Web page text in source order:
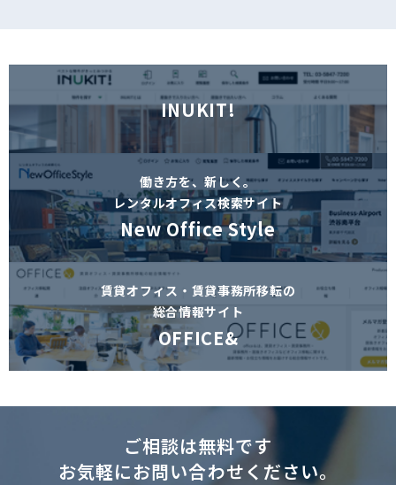
INUKIT!
働き方を、新しく。
レンタルオフィス検索サイト
New Office Style
賃貸オフィス・賃貸事務所移転の
総合情報サイト
OFFICE&
ご相談は無料です
お気軽にお問い合わせください。